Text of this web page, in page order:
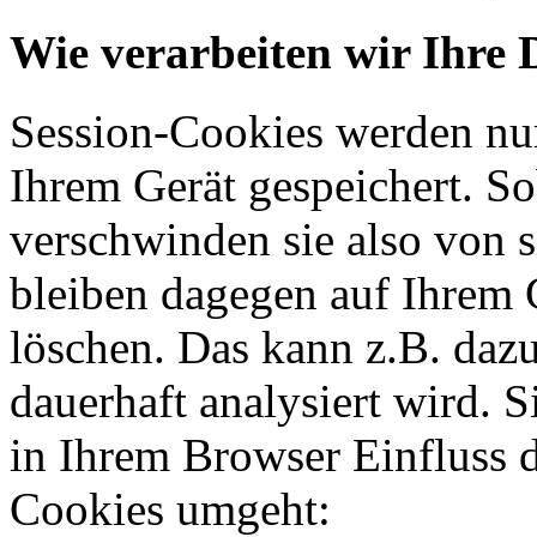
Wie verarbeiten wir Ihre
Session-Cookies werden
Ihrem Gerät gespeichert.
verschwinden sie also von
bleiben dagegen auf Ihrem
löschen. Das kann z.B.
dauerhaft analysiert wird.
in Ihrem Browser Einfluss
Cookies umgeht: